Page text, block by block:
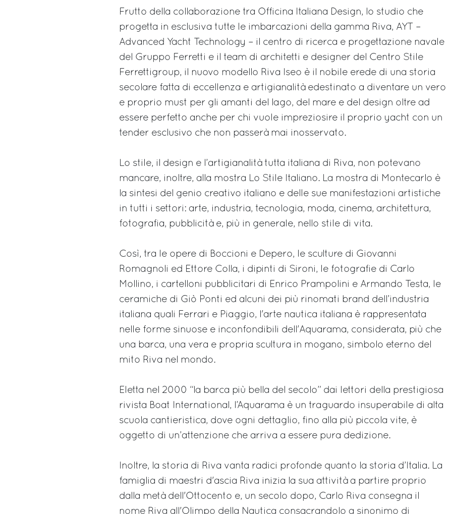
Frutto della collaborazione tra Officina Italiana Design, lo studio che
progetta in esclusiva tutte le imbarcazioni della gamma Riva, AYT –
Advanced Yacht Technology – il centro di ricerca e progettazione navale
del Gruppo Ferretti e il team di architetti e designer del Centro Stile
Ferrettigroup, il nuovo modello Riva Iseo è il nobile erede di una storia
secolare fatta di eccellenza e artigianalità edestinato a diventare un vero
e proprio must per gli amanti del lago, del mare e del design oltre ad
essere perfetto anche per chi vuole impreziosire il proprio yacht con un
tender esclusivo che non passerà mai inosservato.
Lo stile, il design e l’artigianalità tutta italiana di Riva, non potevano
mancare, inoltre, alla mostra Lo Stile Italiano. La mostra di Montecarlo è
la sintesi del genio creativo italiano e delle sue manifestazioni artistiche
in tutti i settori: arte, industria, tecnologia, moda, cinema, architettura,
fotografia, pubblicità e, più in generale, nello stile di vita.
Così, tra le opere di Boccioni e Depero, le sculture di Giovanni
Romagnoli ed Ettore Colla, i dipinti di Sironi, le fotografie di Carlo
Mollino, i cartelloni pubblicitari di Enrico Prampolini e Armando Testa, le
ceramiche di Giò Ponti ed alcuni dei più rinomati brand dell’industria
italiana quali Ferrari e Piaggio, l'arte nautica italiana è rappresentata
nelle forme sinuose e inconfondibili dell'Aquarama, considerata, più che
una barca, una vera e propria scultura in mogano, simbolo eterno del
mito Riva nel mondo.
Eletta nel 2000 “la barca più bella del secolo” dai lettori della prestigiosa
rivista Boat International, l’Aquarama è un traguardo insuperabile di alta
scuola cantieristica, dove ogni dettaglio, fino alla più piccola vite, è
oggetto di un’attenzione che arriva a essere pura dedizione.
Inoltre, la storia di Riva vanta radici profonde quanto la storia d’Italia. La
famiglia di maestri d'ascia Riva inizia la sua attività a partire proprio
dalla metà dell'Ottocento e, un secolo dopo, Carlo Riva consegna il
nome Riva all'Olimpo della Nautica consacrandolo a sinonimo di